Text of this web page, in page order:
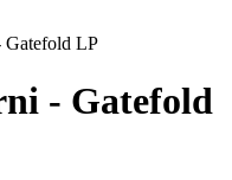
Gatefold LP
- Gatefold